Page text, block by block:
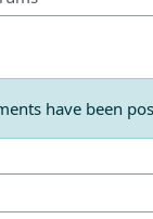
have been